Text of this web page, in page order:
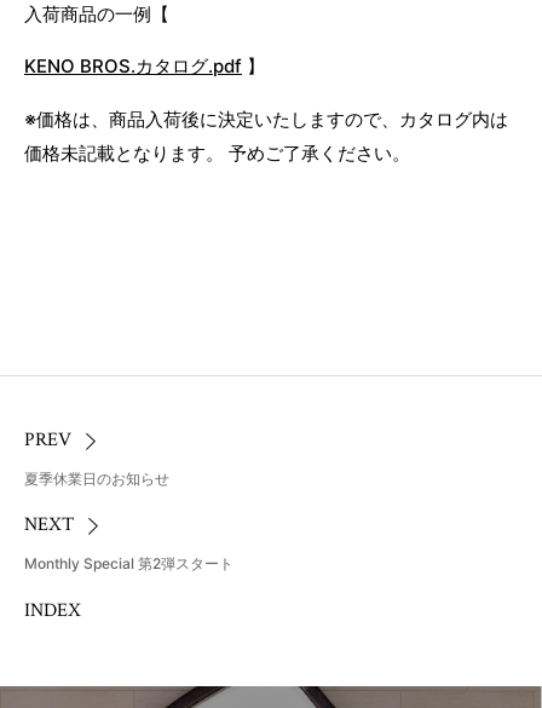
入荷商品の一例【
KENO BROS.カタログ.pdf 】
※価格は、商品入荷後に決定いたしますので、カタログ内は
価格未記載となります。
予めご了承ください。
PREV
夏季休業日のお知らせ
NEXT
Monthly Special 第2弾スタート
INDEX